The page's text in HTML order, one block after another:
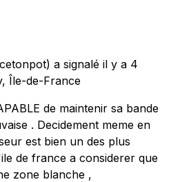
a signalé il y a 4
Île-de-France
de maintenir sa bande
. Decidement meme en
est bien un des plus
de france a considerer que
zone blanche ,